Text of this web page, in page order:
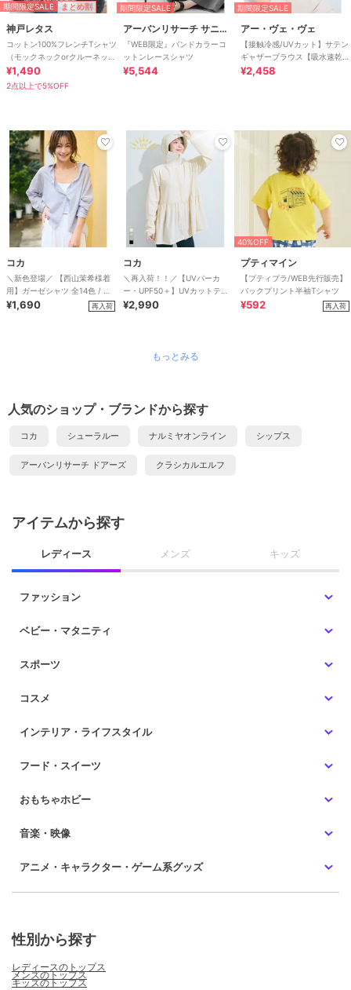
期間限定SALE まとめ割
神戸レタス
コットン100%フレンチTシャツ
（モックネックorクルーネッ
ク） [C4819]
¥1,490
2点以上で5%OFF
期間限定SALE
アーバンリサーチ サニーレーベル
『WEB限定』バンドカラーコ
ットンレースシャツ
¥5,544
期間限定SALE
アー・ヴェ・ヴェ
【接触冷感/UVカット】サテン
ギャザーブラウス【吸水速乾/
イージーケア】
¥2,458
コカ
＼新色登場／ 【西山茉希様着
用】ガーゼシャツ 全14色 / 冷
房対策
¥1,690 再入荷
コカ
＼再入荷！！／【UVパーカ
ー・UPF50＋】UVカットティ
アードパーカー 全4色
¥2,990
40%OFF
プティマイン
【プティプラ/WEB先行販売】
バックプリント半袖Tシャツ
¥592 再入荷
もっとみる
人気のショップ・ブランドから探す
コカ シューラルー ナルミヤオンライン シップス
アーバンリサーチ ドアーズ クラシカルエルフ
アイテムから探す
レディース メンズ キッズ
ファッション
ベビー・マタニティ
スポーツ
コスメ
インテリア・ライフスタイル
フード・スイーツ
おもちゃホビー
音楽・映像
アニメ・キャラクター・ゲーム系グッズ
性別から探す
レディースのトップス
メンズのトップス
キッズのトップス